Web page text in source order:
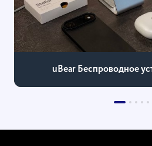
uBear Беспроводное